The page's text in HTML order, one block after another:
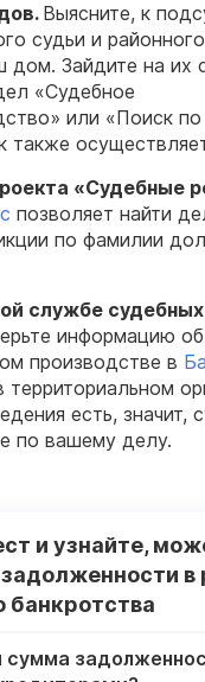
Выясните, к
судьи и
дом. Зайдите на их
«Судебное
или «Поиск
также
«Судебные
позволяет найти
по фамилии
службе
информацию об
производстве в
территориальном
есть, значит,
по вашему делу.
и узнайте,
задолженности в
банкротства
сумма